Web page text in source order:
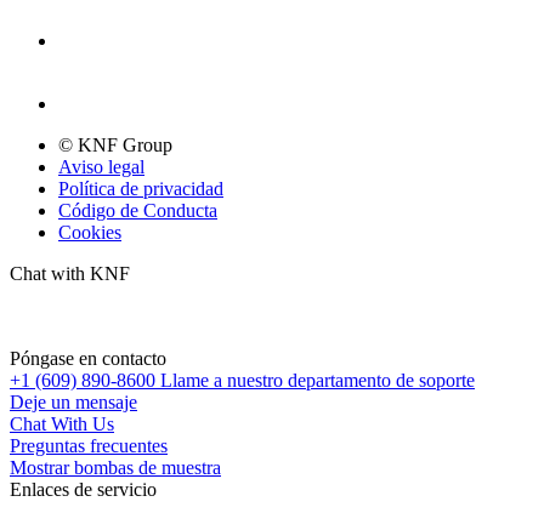
© KNF Group
Aviso legal
Política de privacidad
Código de Conducta
Cookies
Chat with KNF
Póngase en contacto
+1 (609) 890-8600 Llame a nuestro departamento de soporte
Deje un mensaje
Chat With Us
Preguntas frecuentes
Mostrar bombas de muestra
Enlaces de servicio